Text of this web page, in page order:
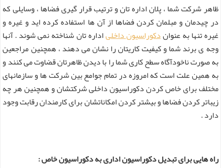
ظاهر شرکت شما ، پلان اداره تان و ترتیب قرار گیری فضاها ، وسایلی که
در چیدمان و مبلمان کردن فضاها از آن ها استفاده کرده اید و غیره و
غیره تنها به عنواندکوراسیون داخلیاداره تان شناخته نمی شوند . آنها
وجه ی برند شما و کیفیت کاریتان را نشان می دهند ، همچنین مراجعین
به صورت ناخودآگاه سطح کاری شما را با دیدن ظاهرتان قضاوت می کنند و
به همین علت است که امروزه در تمام جوامع بین شرکت ها و سازمانهای
مختلف برای خاص کردن دکوراسیون داخلی شرکتشان و همچنین هر چه
زیباتر کردن فضاها و بیشتر کردن امکاناتشان برای کارمندان رقابت وجود
دارد .
راه هایی برای تبدیل دکوراسیون اداری به دکوراسیون خاص :